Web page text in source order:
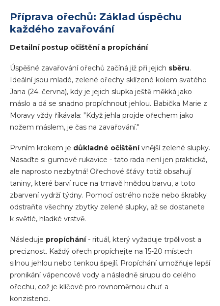
Příprava ořechů: Základ úspěchu
každého zavařování
Detailní postup očištění a propíchání
Úspěšné zavařování ořechů začíná již při jejich sběru.
Ideální jsou mladé, zelené ořechy sklízené kolem svatého
Jana (24. června), kdy je jejich slupka ještě měkká jako
máslo a dá se snadno propíchnout jehlou. Babička Marie z
Moravy vždy říkávala: "Když jehla projde ořechem jako
nožem máslem, je čas na zavařování."
Prvním krokem je důkladné očištěnívnější zelené slupky.
Nasaďte si gumové rukavice - tato rada není jen praktická,
ale naprosto nezbytná! Ořechové šťávy totiž obsahují
taniny, které barví ruce na tmavě hnědou barvu, a toto
zbarvení vydrží týdny. Pomocí ostrého nože nebo škrabky
odstraňte všechny zbytky zelené slupky, až se dostanete
k světlé, hladké vrstvě.
Následuje propíchání- rituál, který vyžaduje trpělivost a
preciznost. Každý ořech propíchejte na 15-20 místech
silnou jehlou nebo tenkou špejlí. Propíchání umožňuje lepší
pronikání vápencové vody a následně sirupu do celého
ořechu, což je klíčové pro rovnoměrnou chuť a
konzistenci.